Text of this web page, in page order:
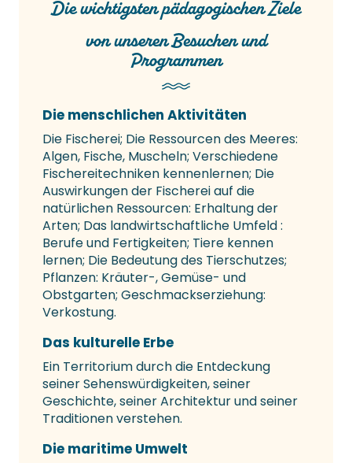
Die wichtigsten pädagogischen Ziele
von unseren Besuchen und
Programmen
Die menschlichen Aktivitäten
Die Fischerei; Die Ressourcen des Meeres:
Algen, Fische, Muscheln; Verschiedene
Fischereitechniken kennenlernen; Die
Auswirkungen der Fischerei auf die
natürlichen Ressourcen: Erhaltung der
Arten; Das landwirtschaftliche Umfeld :
Berufe und Fertigkeiten; Tiere kennen
lernen; Die Bedeutung des Tierschutzes;
Pflanzen: Kräuter-, Gemüse- und
Obstgarten; Geschmackserziehung:
Verkostung.
Das kulturelle Erbe
Ein Territorium durch die Entdeckung
seiner Sehenswürdigkeiten, seiner
Geschichte, seiner Architektur und seiner
Traditionen verstehen.
Die maritime Umwelt